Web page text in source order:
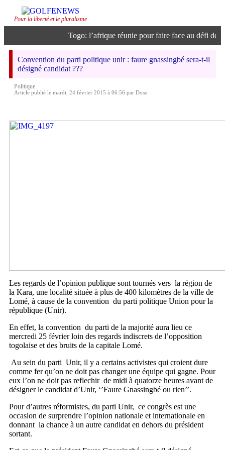
Pour la liberté et le pluralisme
Togo: l’afrique réunie pour faire face au défi de
Convention du parti politique unir : faure gnassingbé sera-t-il
désigné candidat ???
Politique
Article publié le mardi, 24 février 2015 à 06:56 par Doso
Les regards de l’opinion publique sont tournés vers la région de
la Kara, une localité située à plus de 400 kilomètres de la ville de
Lomé, à cause de la convention du parti politique Union pour la
république (Unir).
En effet, la convention du parti de la majorité aura lieu ce
mercredi 25 février loin des regards indiscrets de l’opposition
togolaise et des bruits de la capitale Lomé.
Au sein du parti Unir, il y a certains activistes qui croient dure
comme fer qu’on ne doit pas changer une équipe qui gagne. Pour
eux l’on ne doit pas reflechir de midi à quatorze heures avant de
désigner le candidat d’Unir, ‘’Faure Gnassingbé ou rien’’.
Pour d’autres réformistes, du parti Unir, ce congrès est une
occasion de surprendre l’opinion nationale et internationale en
donnant la chance à un autre candidat en dehors du président
sortant.